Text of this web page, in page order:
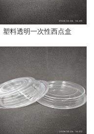
塑料透明一次性西点盒